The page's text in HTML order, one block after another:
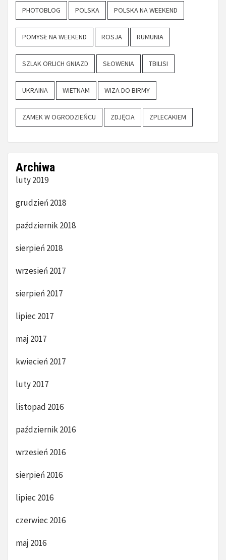
PHOTOBLOG POLSKA POLSKA NA WEEKEND
POMYSŁ NA WEEKEND ROSJA RUMUNIA
SZLAK ORLICH GNIAZD SŁOWENIA TBILISI
UKRAINA WIETNAM WIZA DO BIRMY
ZAMEK W OGRODZIEŃCU ZDJĘCIA ZPLECAKIEM
Archiwa
luty 2019
grudzień 2018
październik 2018
sierpień 2018
wrzesień 2017
sierpień 2017
lipiec 2017
maj 2017
kwiecień 2017
luty 2017
listopad 2016
październik 2016
wrzesień 2016
sierpień 2016
lipiec 2016
czerwiec 2016
maj 2016